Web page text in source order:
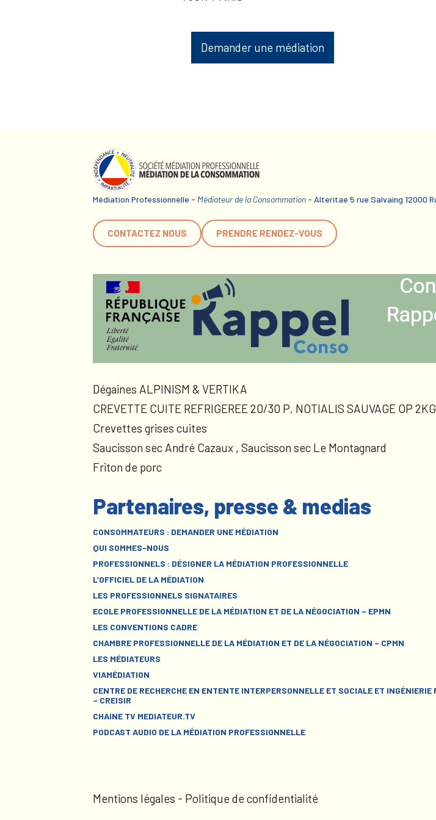
Demander une médiation
Médiation Professionnelle - Médiateur de la Consommation - Alteritae 5 rue Salvaing 12000
CONTACTEZ NOUS PRENDRE RENDEZ-VOUS
Dégaines ALPINISM & VERTIKA
CREVETTE CUITE REFRIGEREE 20/30 P. NOTIALIS SAUVAGE OP 2KG
Crevettes grises cuites
Saucisson sec André Cazaux , Saucisson sec Le Montagnard
Friton de porc
Partenaires, presse & medias
CONSOMMATEURS : DEMANDER UNE MÉDIATION
QUI SOMMES-NOUS
PROFESSIONNELS : DÉSIGNER LA MÉDIATION PROFESSIONNELLE
L’OFFICIEL DE LA MÉDIATION
LES PROFESSIONNELS SIGNATAIRES
ECOLE PROFESSIONNELLE DE LA MÉDIATION ET DE LA NÉGOCIATION – EPMN
LES CONVENTIONS CADRE
CHAMBRE PROFESSIONNELLE DE LA MÉDIATION ET DE LA NÉGOCIATION – CPMN
LES MÉDIATEURS
VIAMÉDIATION
CENTRE DE RECHERCHE EN ENTENTE INTERPERSONNELLE ET SOCIALE ET
– CREISIR
CHAINE TV MEDIATEUR.TV
PODCAST AUDIO DE LA MÉDIATION PROFESSIONNELLE
Mentions légales - Politique de confidentialité